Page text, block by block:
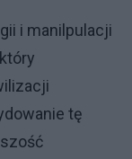
i manilpulacji
tę